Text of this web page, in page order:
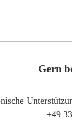
Gern
+49